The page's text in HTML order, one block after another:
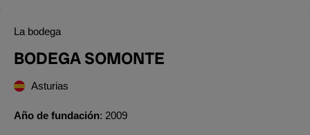
La bodega
BODEGA SOMONTE
Asturias
Año de fundación 2009